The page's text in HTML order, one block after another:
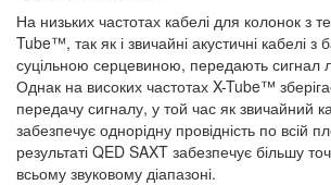
На низьких частотах кабелі для колонок з
Tube™, так як і звичайні акустичні кабелі
суцільною серцевиною, передають сигнал
Однак на високих частотах X-Tube™
передачу сигналу, у той час як звичайний
забезпечує однорідну провідність по всій
результаті QED SAXT забезпечує більшу
всьому звуковому діапазоні.